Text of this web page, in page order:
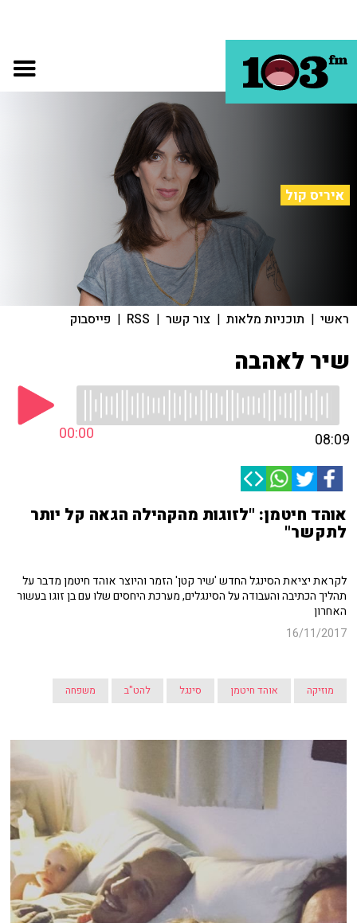
איריס קול
ראשי | תוכניות מלאות | צור קשר |
RSS
| פייסבוק
שיר לאהבה
00:00 08:09
אוהד חיטמן: "לזוגות מהקהילה הגאה קל יותר
לתקשר"
לקראת יציאת הסינגל החדש 'שיר קטן' הזמר והיוצר אוהד חיטמן מדבר על
תהליך הכתיבה והעבודה על הסינגלים, מערכת היחסים שלו עם בן זוגו בעשור
האחרון
16/11/2017
מוזיקה אוהד חיטמן סינגל להט"ב משפחה